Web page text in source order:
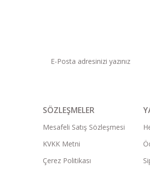
SÖZLEŞMELER
Mesafeli Satış Sözleşmesi
KVKK Metni
Çerez Politikası